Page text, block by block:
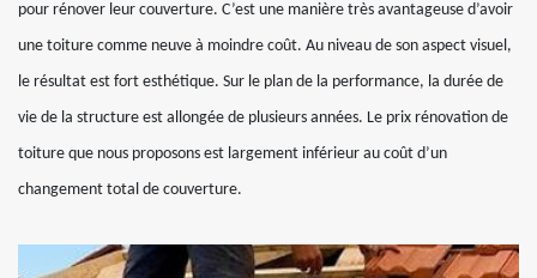
pour rénover leur couverture. C’est une manière très avantageuse d’avoir
une toiture comme neuve à moindre coût. Au niveau de son aspect visuel,
le résultat est fort esthétique. Sur le plan de la performance, la durée de
vie de la structure est allongée de plusieurs années. Le prix rénovation de
toiture que nous proposons est largement inférieur au coût d’un
changement total de couverture.